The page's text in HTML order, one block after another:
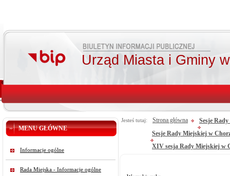
Urząd Miasta i Gminy
MENU GŁÓWNE
Informacje ogólne
Rada Miejska - Informacje ogólne
Jesteś tutaj: Strona główna
Sesje
Sesje Rady Miejskiej w
XIV sesja Rady Miejskiej w